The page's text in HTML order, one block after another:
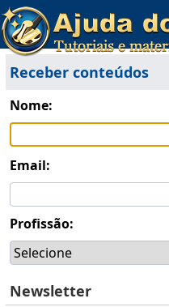
Receber conteúdos
Nome:
Email:
Profissão:
Newsletter